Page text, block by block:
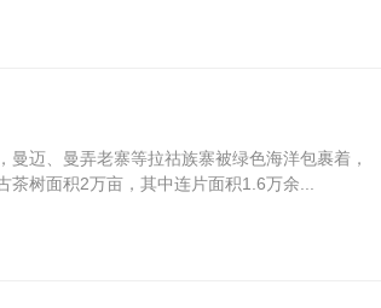
迈、曼弄老寨等拉祜族寨被绿色海洋包裹着，
树面积2万亩，其中连片面积1.6万余...